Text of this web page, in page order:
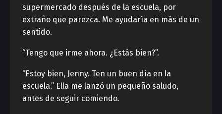
supermercado después de la escuela, por
extraño que parezca. Me ayudaría en más de un
sentido.
“Tengo que irme ahora. ¿Estás bien?”.
“Estoy bien, Jenny. Ten un buen día en la
escuela.” Ella me lanzó un pequeño saludo,
antes de seguir comiendo.